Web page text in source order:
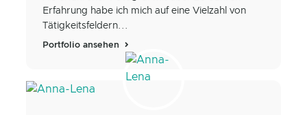
Erfahrung habe ich mich auf eine Vielzahl von
Tätigkeitsfeldern...
Portfolio ansehen